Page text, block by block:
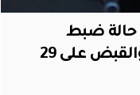
الأمن الوطني: تنفيذ 31 حالة ضبط
بالمنافذ والسيطرات والقبض على 29